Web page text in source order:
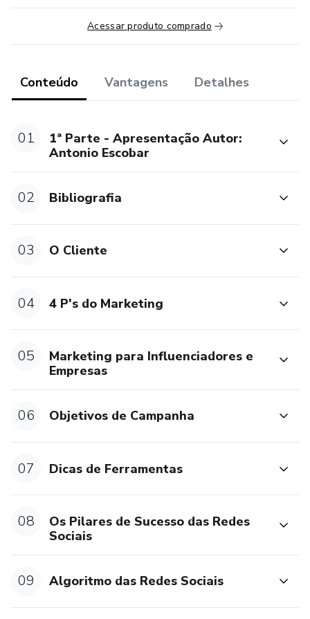
Antonio Escobar: Diretor de Marketing na Digital Sign
Mídia, com vasta experiência em estratégias digitais e
campanhas publicitárias.
Rafael Funcia: Programador e Webdesigner na Habitat
Digital, especializado em desenvolvimento web e
Para mais informações, dúvidas ou sugestões, entre em
tecnologia de ponta!
Acessar produto comprado
Conteúdo Vantagens Detalhes
01
1ª Parte - Apresentação Autor:
Antonio Escobar
02 Bibliografia
03 O Cliente
04 4 P's do Marketing
05
Marketing para Influenciadores e
Empresas
06 Objetivos de Campanha
07 Dicas de Ferramentas
08
Os Pilares de Sucesso das Redes
Sociais
09 Algoritmo das Redes Sociais